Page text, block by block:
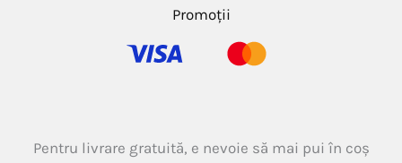
Promoții
Pentru livrare gratuită, e nevoie să mai pui în coș